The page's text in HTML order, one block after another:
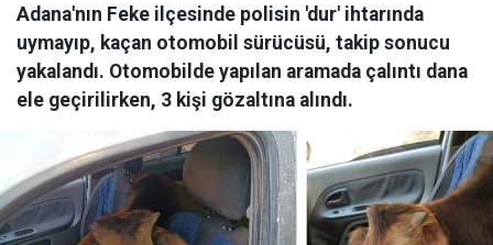
Adana'nın Feke ilçesinde polisin 'dur' ihtarında
uymayıp, kaçan otomobil sürücüsü, takip sonucu
yakalandı. Otomobilde yapılan aramada çalıntı dana
ele geçirilirken, 3 kişi gözaltına alındı.